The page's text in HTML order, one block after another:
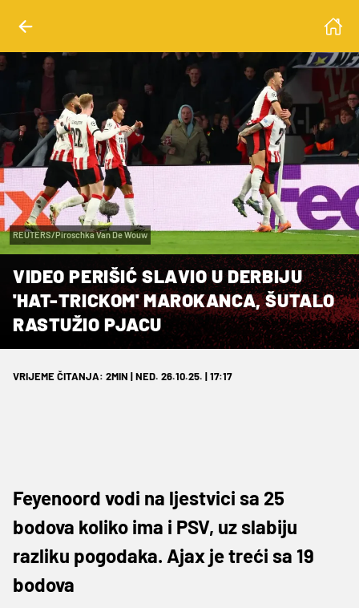
REUTERS/Piroschka Van De Wouw
VIDEO PERIŠIĆ SLAVIO U DERBIJU
'HAT-TRICKOM' MAROKANCA, ŠUTALO
RASTUŽIO PJACU
VRIJEME ČITANJA: 2MIN | NED. 26.10.25. | 17:17
Feyenoord vodi na ljestvici sa 25
bodova koliko ima i PSV, uz slabiju
razliku pogodaka. Ajax je treći sa 19
bodova